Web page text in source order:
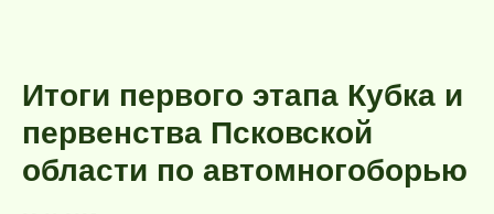
Итоги первого этапа Кубка и
первенства Псковской
области по автомногоборью